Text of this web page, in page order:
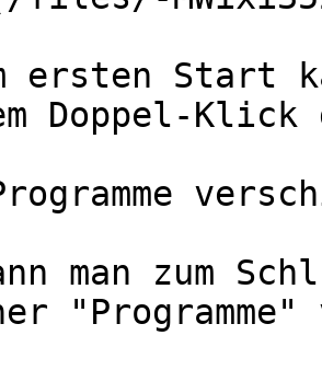
ersten Start
Doppel-Klick
man zum